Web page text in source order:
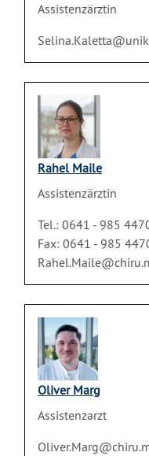
Assistenzärztin
Rahel Maile
Assistenzärztin
Tel.: 0641 - 985
Fax: 0641 - 985
Oliver Marg
Assistenzarzt